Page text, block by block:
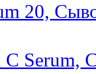
20,
Serum,